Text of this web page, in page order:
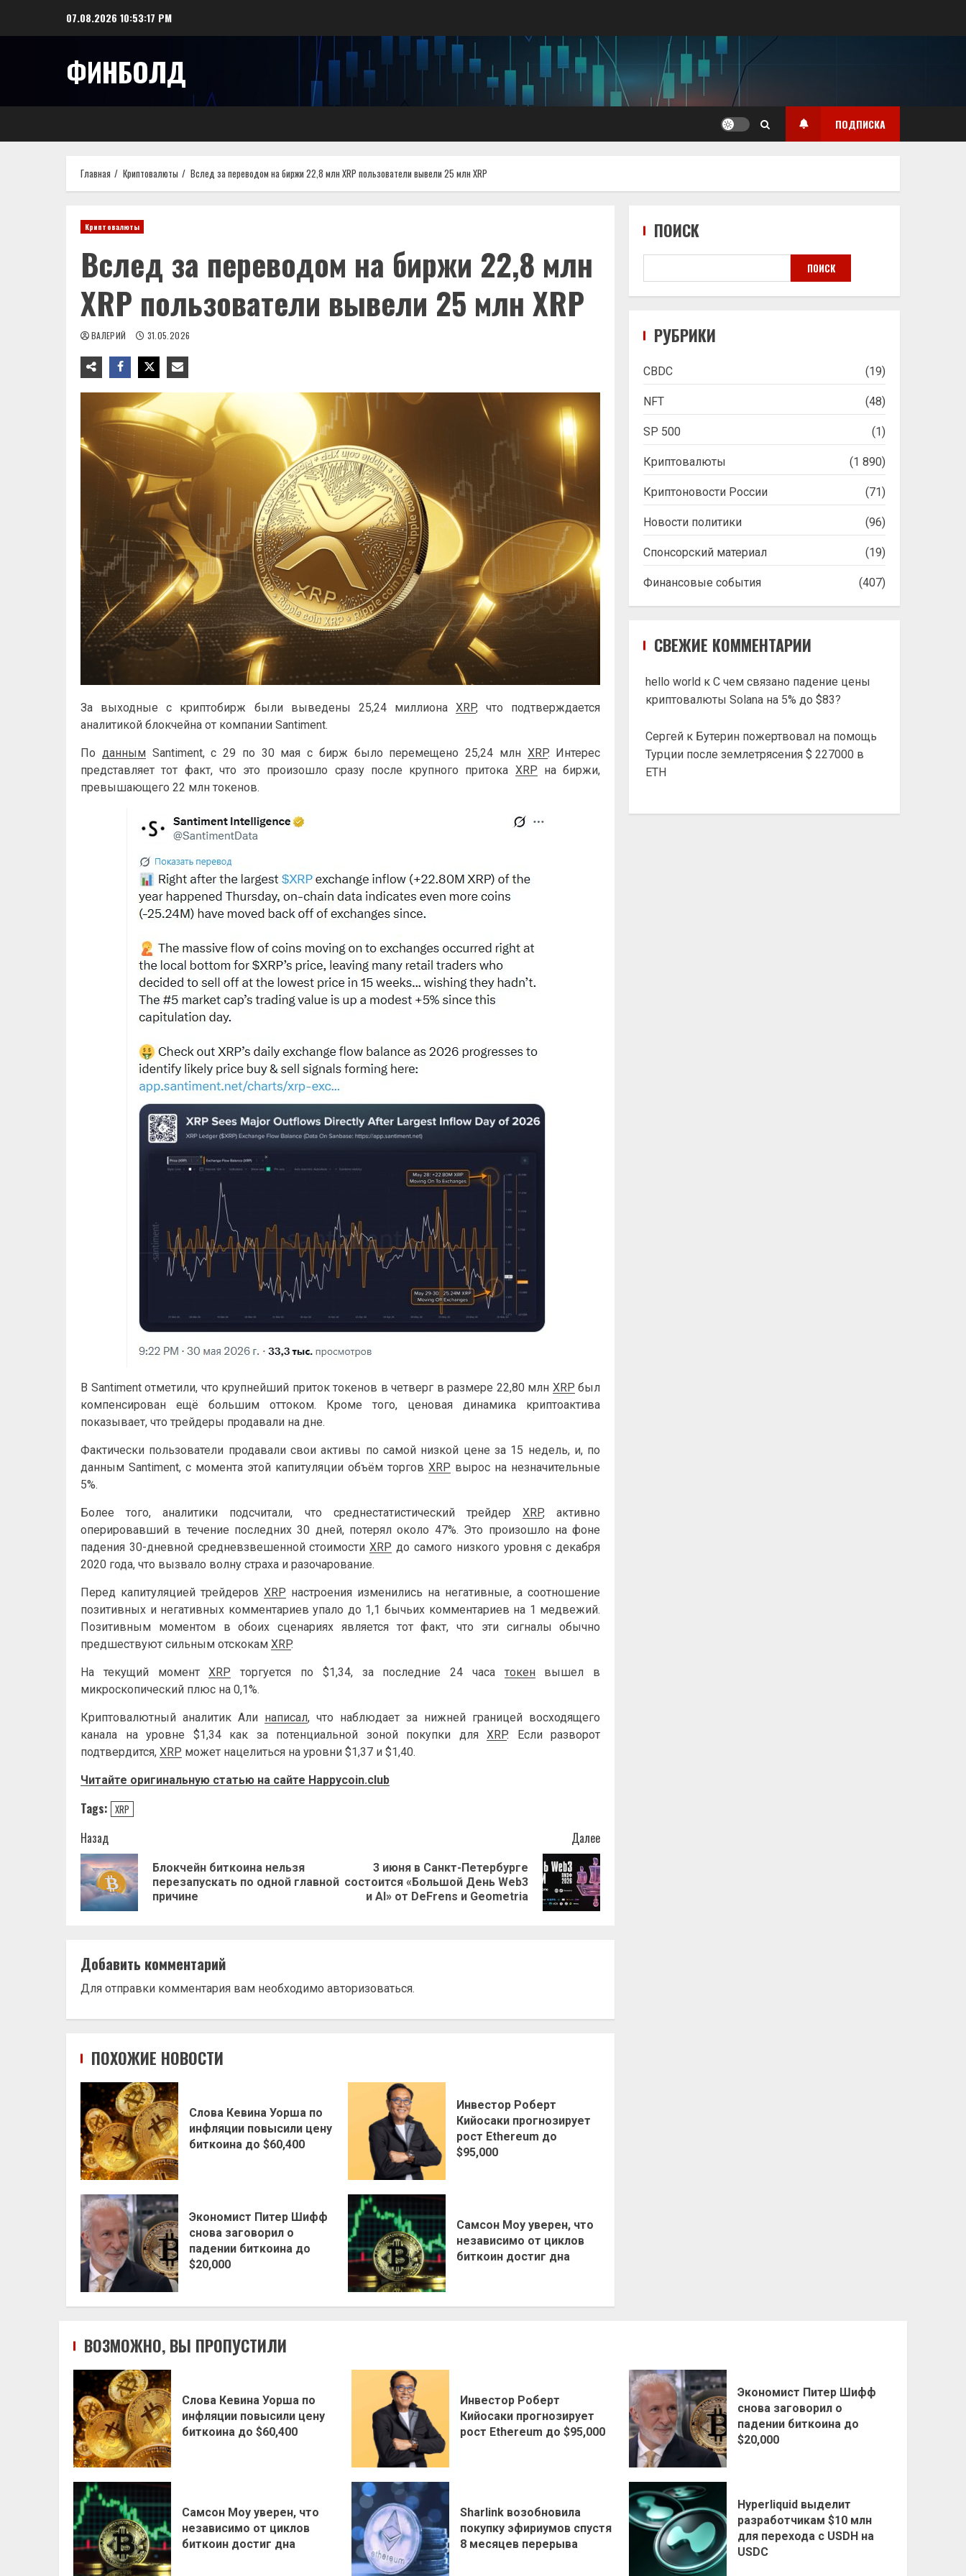
07.08.2026 10:53:18 PM
ФИНБОЛД
ПОДПИСКА
Главная Криптовалюты Вслед за переводом на биржи 22,8 млн XRP пользователи вывели 25 млн XRP
Криптовалюты
Вслед за переводом на биржи 22,8 млн
XRP пользователи вывели 25 млн XRP
ВАЛЕРИЙ 31.05.2026
За выходные с криптобирж были выведены 25,24 миллиона XRP, что подтверждается
аналитикой блокчейна от компании Santiment.
По даннымSantiment, с 29 по 30 мая с бирж было перемещено 25,24 млн XRP. Интерес
представляет тот факт, что это произошло сразу после крупного притока XRP на биржи,
превышающего 22 млн токенов.
В Santiment отметили, что крупнейший приток токенов в четверг в размере 22,80 млн XRP был
компенсирован ещё большим оттоком. Кроме того, ценовая динамика криптоактива
показывает, что трейдеры продавали на дне.
Фактически пользователи продавали свои активы по самой низкой цене за 15 недель, и, по
данным Santiment, с момента этой капитуляции объём торговXRP вырос на незначительные
5%.
Более того, аналитики подсчитали, что среднестатистический трейдерXRP, активно
оперировавший в течение последних 30 дней, потерял около 47%. Это произошло на фоне
падения 30-дневной средневзвешенной стоимостиXRP до самого низкого уровня с декабря
2020 года, что вызвало волну страха и разочарование.
Перед капитуляцией трейдеровXRP настроения изменились на негативные, а соотношение
позитивных и негативных комментариев упало до 1,1 бычьих комментариев на 1 медвежий.
Позитивным моментом в обоих сценариях является тот факт, что эти сигналы обычно
предшествуют сильным отскокам XRP.
На текущий моментXRP торгуется по $1,34, за последние 24 часа токенвышел в
микроскопический плюс на 0,1%.
Криптовалютный аналитик Али написал, что наблюдает за нижней границей восходящего
канала на уровне $1,34 как за потенциальной зоной покупки дляXRP. Если разворот
подтвердится, XRP может нацелиться на уровни $1,37 и $1,40.
Читайте оригинальную статью на сайте Happycoin.club
Tags: XRP
Навигация
записи
Назад
Предыдущая
запись:
Блокчейн биткоина нельзя
перезапускать по одной главной
причине
Далее
Следующая
запись:
3 июня в Санкт-Петербурге
состоится «Большой День Web3
и AI» от DeFrens и Geometria
Добавить комментарий
Для отправки комментария вам необходимо авторизоваться.
ПОХОЖИЕ НОВОСТИ
Слова Кевина Уорша по
инфляции повысили цену
биткоина до $60,400
Инвестор Роберт
Кийосаки прогнозирует
рост Ethereum до
$95,000
Экономист Питер Шифф
снова заговорил о
падении биткоина до
$20,000
Самсон Моу уверен, что
независимо от циклов
биткоин достиг дна
ПОИСК
ПОИСК
РУБРИКИ
CBDC (19)
NFT (48)
SP 500 (1)
Криптовалюты (1 890)
Криптоновости России (71)
Новости политики (96)
Спонсорский материал (19)
Финансовые события (407)
СВЕЖИЕ КОММЕНТАРИИ
hello world кС чем связано падение цены
криптовалюты Solana на 5% до $83?
Сергей к Бутерин пожертвовал на помощь
Турции после землетрясения $ 227000 в
ETH
ВОЗМОЖНО, ВЫ ПРОПУСТИЛИ
Слова Кевина Уорша по
инфляции повысили цену
биткоина до $60,400
Инвестор Роберт
Кийосаки прогнозирует
рост Ethereum до $95,000
Экономист Питер Шифф
снова заговорил о
падении биткоина до
$20,000
Самсон Моу уверен, что
независимо от циклов
биткоин достиг дна
Sharlink возобновила
покупку эфириумов спустя
8 месяцев перерыва
Hyperliquid выделит
разработчикам $10 млн
для перехода с USDH на
USDC